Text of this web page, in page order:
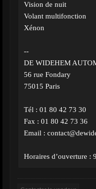
Vision de nuit
Volant multifonction
Xénon
--
DE WIDEHEM
56 rue Fondary
75015 Paris
Tél : 01 80 42 73 30
Fax : 01 80 42 73 36
Email :
Horaires d’ouverture :